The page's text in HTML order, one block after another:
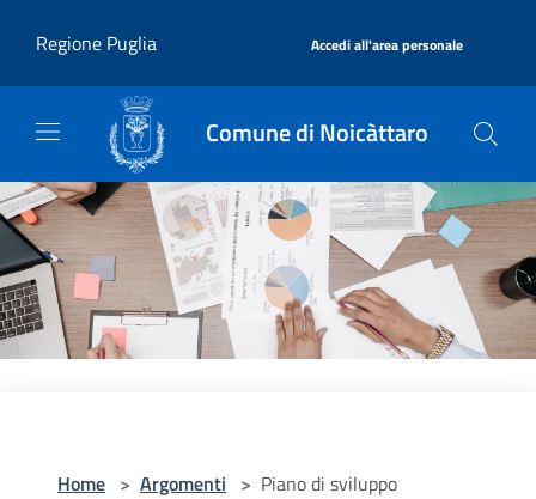
Regione Puglia
Accedi all'area personale
Comune di Noicàttaro
Home > Argomenti > Piano di sviluppo